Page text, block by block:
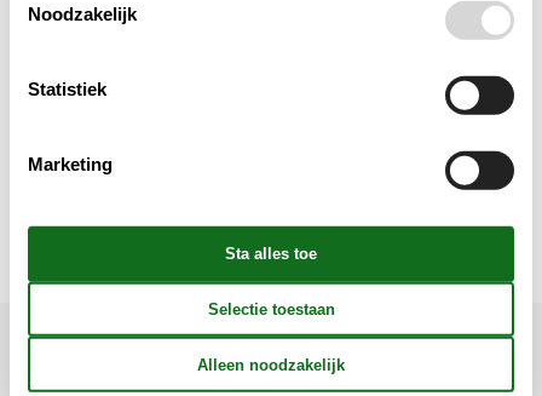
Ligging & omgeving
Noodzakelijk
Statistiek
Marketing